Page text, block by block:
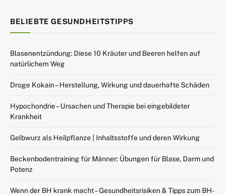
BELIEBTE GESUNDHEITSTIPPS
Blasenentzündung: Diese 10 Kräuter und Beeren helfen auf
natürlichem Weg
Droge Kokain – Herstellung, Wirkung und dauerhafte Schäden
Hypochondrie – Ursachen und Therapie bei eingebildeter
Krankheit
Gelbwurz als Heilpflanze | Inhaltsstoffe und deren Wirkung
Beckenbodentraining für Männer: Übungen für Blase, Darm und
Potenz
Wenn der BH krank macht – Gesundheitsrisiken & Tipps zum BH-